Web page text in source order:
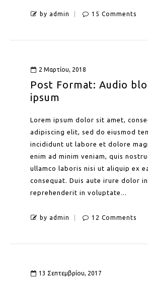
by admin 15 Comments
2 Μαρτίου, 2018
Post Format: Audio
ipsum
Lorem ipsum dolor sit amet,
adipiscing elit, sed do eiusmod
incididunt ut labore et dolore
enim ad minim veniam, quis
ullamco laboris nisi ut aliquip ex
consequat. Duis aute irure dolor in
reprehenderit in voluptate...
by admin 12 Comments
13 Σεπτεμβρίου, 2017